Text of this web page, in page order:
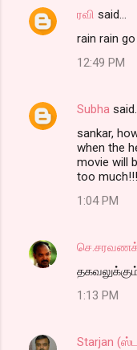
ரவி said…
rain rain
12:49 PM
Subha said…
sankar,
when the
movie will
too
1:04 PM
1:13 PM
Starjan